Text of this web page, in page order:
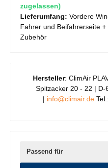
zugelassen)
Lieferumfang: Vordere
Fahrer und Beifahrerseite
Zubehör
Hersteller: ClimAir
Spitzacker 20 - 22 |
| info@climair.de
Passend für